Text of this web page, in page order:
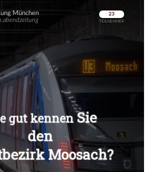
Überspringen
Überspringen